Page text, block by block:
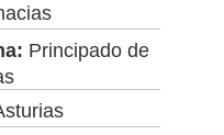
Principado de